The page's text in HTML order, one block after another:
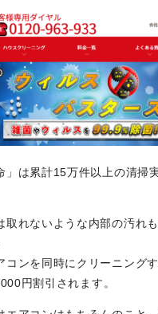
」は累計15万件以上の清掃
取れないような内部の汚れ
コンを同時にクリーニング
円割引されます。